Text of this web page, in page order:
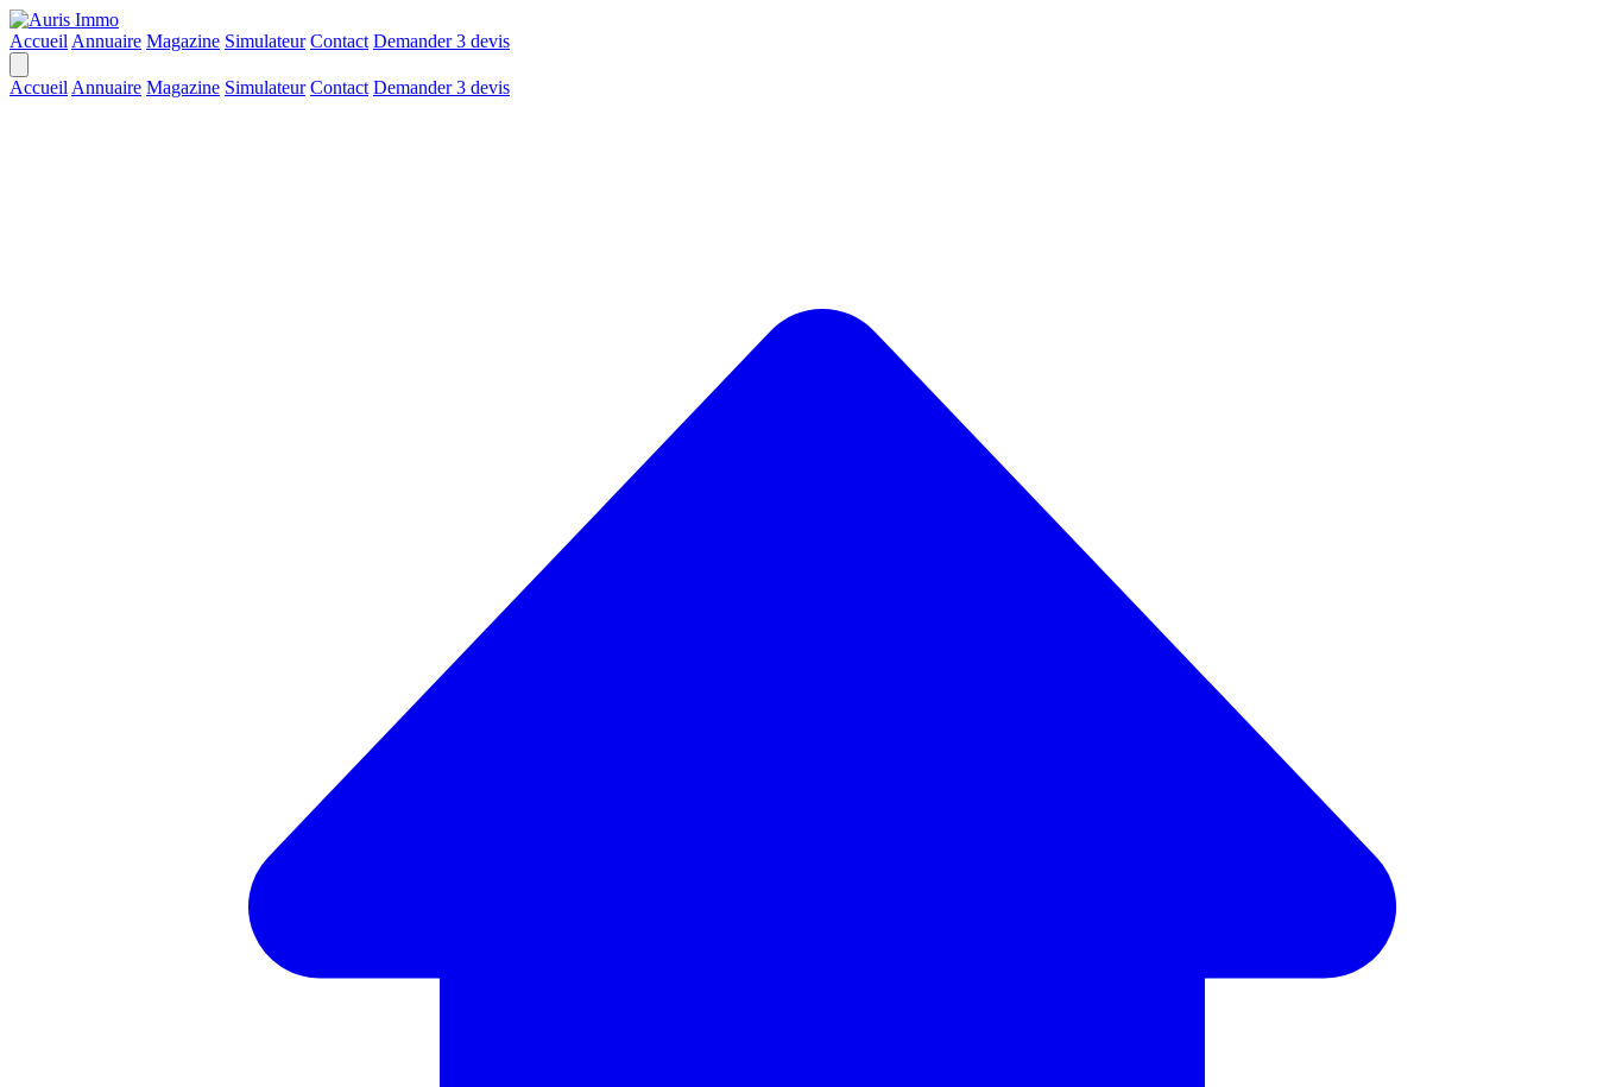
Accueil Annuaire Magazine Simulateur Contact Demander 3 devis
Accueil Annuaire Magazine Simulateur Contact Demander 3 devis